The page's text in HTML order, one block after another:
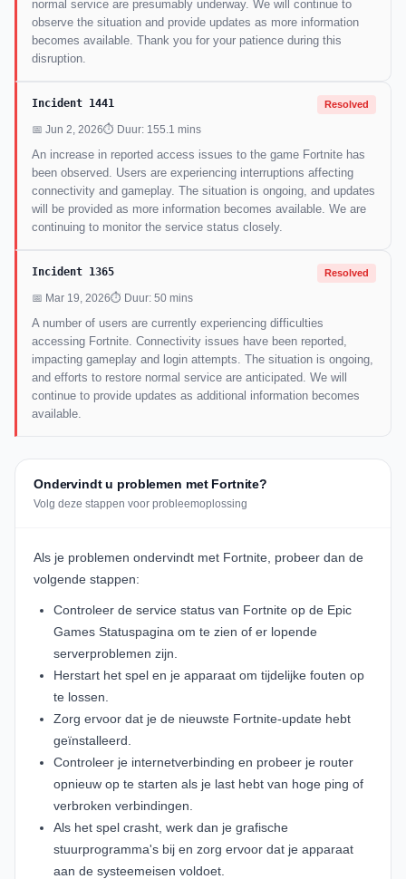
normal service are presumably underway. We will continue to
observe the situation and provide updates as more information
becomes available. Thank you for your patience during this
disruption.
Incident 1441 Resolved
📅 Jun 2, 2026⏱ Duur: 155.1 mins
An increase in reported access issues to the game Fortnite has
been observed. Users are experiencing interruptions affecting
connectivity and gameplay. The situation is ongoing, and updates
will be provided as more information becomes available. We are
continuing to monitor the service status closely.
Incident 1365 Resolved
📅 Mar 19, 2026⏱ Duur: 50 mins
A number of users are currently experiencing difficulties
accessing Fortnite. Connectivity issues have been reported,
impacting gameplay and login attempts. The situation is ongoing,
and efforts to restore normal service are anticipated. We will
continue to provide updates as additional information becomes
available.
Ondervindt u problemen met Fortnite?
Volg deze stappen voor probleemoplossing
Als je problemen ondervindt met Fortnite, probeer dan de
volgende stappen:
Controleer de service status van Fortnite op de Epic
Games Statuspagina om te zien of er lopende
serverproblemen zijn.
Herstart het spel en je apparaat om tijdelijke fouten op
te lossen.
Zorg ervoor dat je de nieuwste Fortnite-update hebt
geïnstalleerd.
Controleer je internetverbinding en probeer je router
opnieuw op te starten als je last hebt van hoge ping of
verbroken verbindingen.
Als het spel crasht, werk dan je grafische
stuurprogramma's bij en zorg ervoor dat je apparaat
aan de systeemeisen voldoet.